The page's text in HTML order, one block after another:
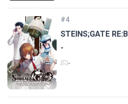
#4
STEINS;GATE
-
-